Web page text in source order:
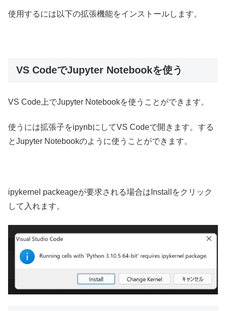
使用するには以下の拡張機能をインストールします。
VS CodeでJupyter Notebookを使う
VS Code上でJupyter Notebookを使うことができます。
使うには拡張子をipynbにしてVS Codeで開きます。する
とJupyter Notebookのように使うことができます。
ipykernel packeageが要求される場合はInstallをクリック
して入れます。